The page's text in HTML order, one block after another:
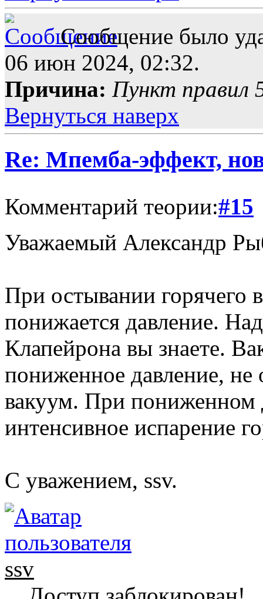
Сообщение было
06 июн 2024, 02:32.
Причина: Пункт правил
Вернуться наверх
Re: Мпемба-эффект,
Комментарий теории:#15
Уважаемый Александр
При остывании горячего
понижается давление.
Клапейрона вы знаете.
пониженное давление, не
вакуум. При пониженном
интенсивное испарение
С уважением, ssv.
ssv